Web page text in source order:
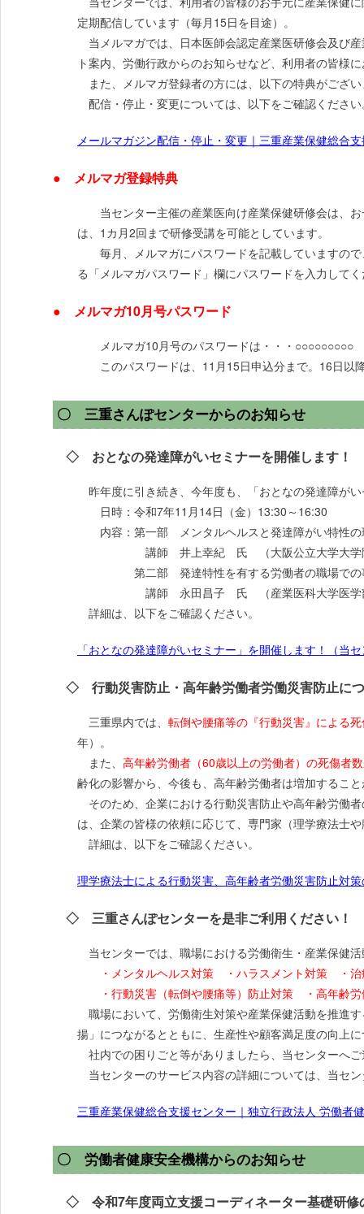
定期配信しています（毎月15日を目途）。
当メルマガでは、日本医師会認定産業医研修会及び
ト案内、労働行政からのお知らせなど、利用者の皆様
また、メルマガ登録者の方には、以下の特典がござ
配信・停止・変更については、以下をご確認くださ
メールマガジン配信・停止・変更｜三重産業保健総合
● メルマガ登録特典
当センター主催の産業医向け産業保健研修会は、お
は、1カ月2回まで研修受講を可能としています。
毎月、メルマガにパスワードを記載していますので
る「メルマガパスワード」欄にパスワードを入力して
● メルマガ10月号パスワード
メルマガ10月号のパスワードは・・・○○○○○○○○○
このパスワードは、11月15日申込分まで。16日以
〇 三重さんぽセンターからのお知らせ
◇ おとなの発達障がいセミナーを開催します！
昨年度に引き続き、今年度も、「おとなの発達障が
日時：令和7年11月14日（金）13:30～16:30
内容：第一部 メンタルヘルスと発達障がい特性の
講師 井上幸紀 氏 （大阪公立大学大学院医学
第二部 発達特性を有する労働者の職場での事
講師 永田昌子 氏 （産業医科大学医学部両立
詳細は、以下をご確認ください。
「おとなの発達障がいセミナー」を開催します！（当
◇ 行動災害防止・高年齢労働者労働災害防止に
三重県内では、 転倒や腰痛等の『行動災害』による
年）。
また、 高年齢労働者（60歳以上の労働者）の死傷者
齢化の影響から、今後も、高年齢労働者は増加するこ
そのため、企業における行動災害防止や高年齢労働
は、企業の皆様の依頼に応じて、専門家（理学療法士
詳細は、以下をご確認ください。
理学療法士による行動災害、高年齢者労働災害防止対
◇ 三重さんぽセンターを是非ご利用ください！
当センターでは、職場における労働衛生・産業保健
・メンタルヘルス対策 ・ハラスメント対策 ・
・行動災害（転倒や腰痛等）防止対策 ・高年齢労
職場において、労働衛生対策や産業保健活動を推進
揚」につながるとともに、生産性や顧客満足度の向上
社内での困りごと等がありましたら、当センターへ
当センターのサービス内容の詳細については、当セ
三重産業保健総合支援センター｜独立行政法人 労働者
〇 労働者健康安全機構からのお知らせ
◇ 令和7年度両立支援コーディネーター基礎研修